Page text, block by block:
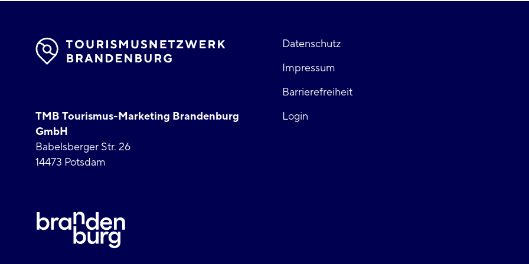
TMB Tourismus-Marketing Brandenburg
GmbH
Babelsberger Str. 26
14473 Potsdam
Fußzeile
links
Datenschutz
Impressum
Barrierefreiheit
Login